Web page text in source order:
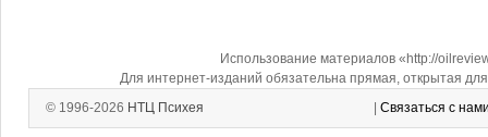
Использование материалов «http://
Для интернет-изданий обязательна прямая, открытая
© 1996-2026 НТЦ Психея Связаться с